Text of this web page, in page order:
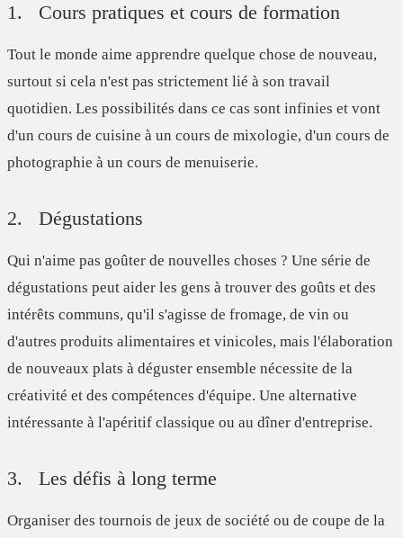
1. Cours pratiques et cours de formation
Tout le monde aime apprendre quelque chose de nouveau,
surtout si cela n'est pas strictement lié à son travail
quotidien. Les possibilités dans ce cas sont infinies et vont
d'un cours de cuisine à un cours de mixologie, d'un cours de
photographie à un cours de menuiserie.
2. Dégustations
Qui n'aime pas goûter de nouvelles choses ? Une série de
dégustations peut aider les gens à trouver des goûts et des
intérêts communs, qu'il s'agisse de fromage, de vin ou
d'autres produits alimentaires et vinicoles, mais l'élaboration
de nouveaux plats à déguster ensemble nécessite de la
créativité et des compétences d'équipe. Une alternative
intéressante à l'apéritif classique ou au dîner d'entreprise.
3. Les défis à long terme
Organiser des tournois de jeux de société ou de coupe de la